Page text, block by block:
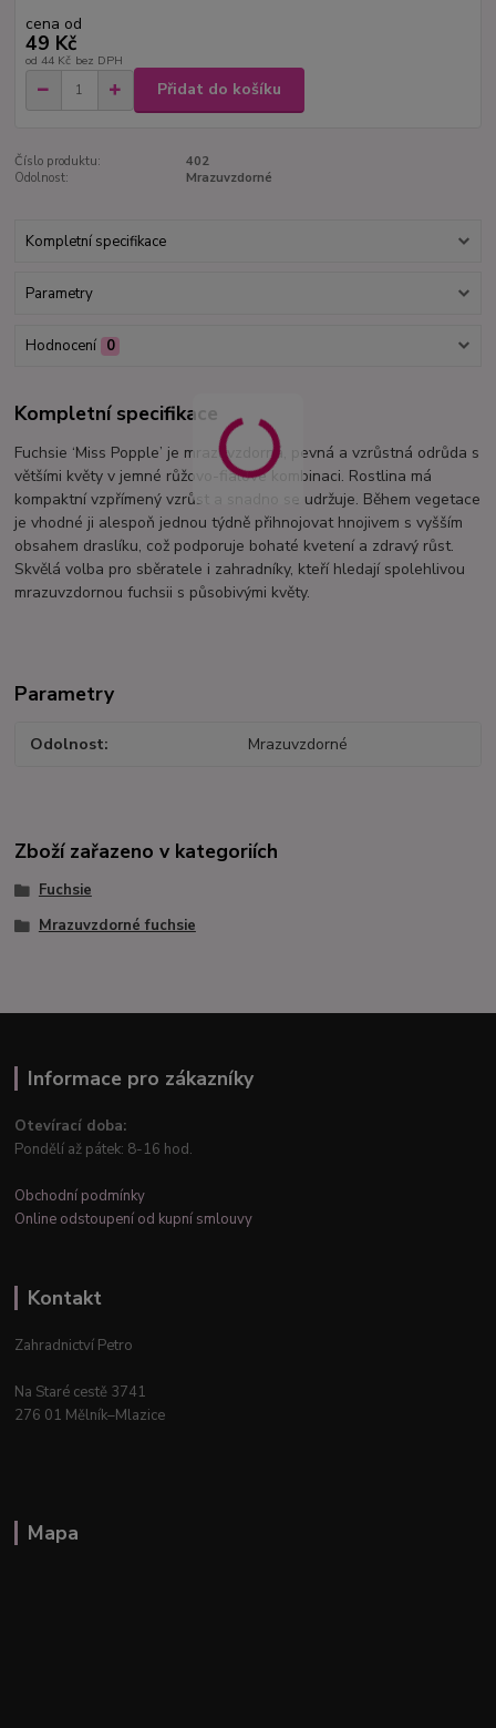
cena od
49 Kč
od 44 Kč bez DPH
Přidat do košíku
Číslo produktu:
402
Odolnost:
Mrazuvzdorné
Kompletní specifikace
Parametry
Hodnocení 0
Kompletní specifikace
Fuchsie ‘Miss Popple’ je mrazuvzdorná, pevná a vzrůstná odrůda s
většími květy v jemné růžovo-fialové kombinaci. Rostlina má
kompaktní vzpřímený vzrůst a snadno se udržuje. Během vegetace
je vhodné ji alespoň jednou týdně přihnojovat hnojivem s vyšším
obsahem draslíku, což podporuje bohaté kvetení a zdravý růst.
Skvělá volba pro sběratele i zahradníky, kteří hledají spolehlivou
mrazuvzdornou fuchsii s působivými květy.
Parametry
Odolnost Mrazuvzdorné
Zboží zařazeno v kategoriích
Fuchsie
Mrazuvzdorné fuchsie
Informace pro zákazníky
Otevírací doba:
Pondělí až pátek: 8-16 hod.
Obchodní podmínky
Online odstoupení od kupní smlouvy
Kontakt
Zahradnictví Petro
Na Staré cestě 3741
276 01 Mělník–Mlazice
Mapa